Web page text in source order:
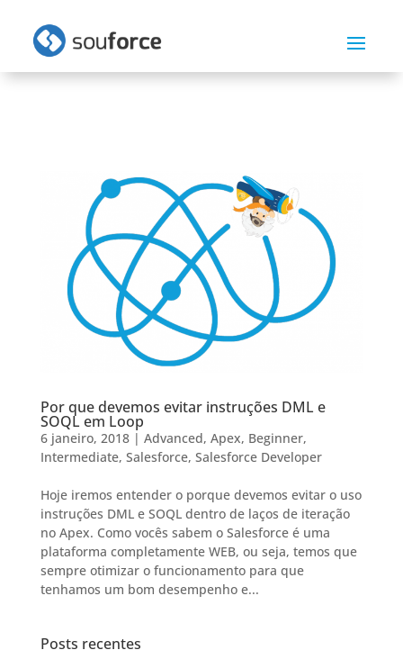
Por que devemos evitar instruções DML e
SOQL em Loop
6 janeiro, 2018| Advanced, Apex, Beginner,
Intermediate, Salesforce, Salesforce Developer
Hoje iremos entender o porque devemos evitar o uso
instruções DML e SOQL dentro de laços de iteração
no Apex. Como vocês sabem o Salesforce é uma
plataforma completamente WEB, ou seja, temos que
sempre otimizar o funcionamento para que
tenhamos um bom desempenho e...
Posts recentes